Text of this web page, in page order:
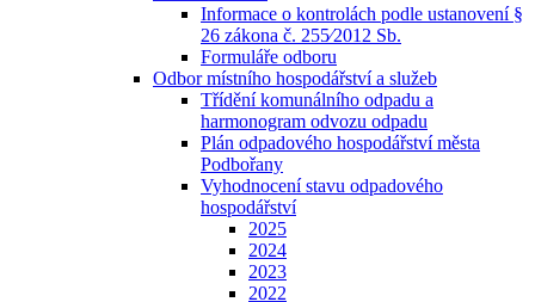
Informace o kontrolách podle ustanovení §
26 zákona č. 255⁄2012 Sb.
Formuláře odboru
Odbor místního hospodářství a služeb
Třídění komunálního odpadu a
harmonogram odvozu odpadu
Plán odpadového hospodářství města
Podbořany
Vyhodnocení stavu odpadového
hospodářství
2025
2024
2023
2022